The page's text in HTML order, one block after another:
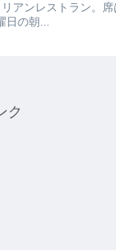
アンレストラン。
の朝...
ク